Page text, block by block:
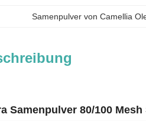
Samenpulver von Camellia
Samenpulver 80/100